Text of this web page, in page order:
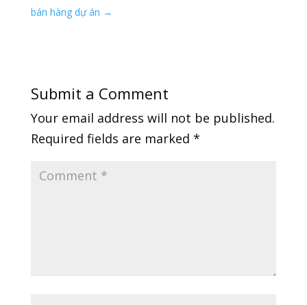
bán hàng dự án →
Submit a Comment
Your email address will not be published.
Required fields are marked *